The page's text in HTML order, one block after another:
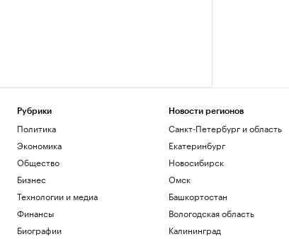
Рубрики
Политика
Экономика
Общество
Бизнес
Технологии и медиа
Финансы
Биографии
Новости регионов
Санкт-Петербург и область
Екатеринбург
Новосибирск
Омск
Башкортостан
Вологодская область
Калининград